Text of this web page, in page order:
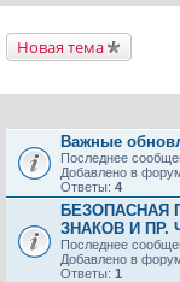
Новая тема
Важные
Последнее
Добавлено в
Ответы: 4
БЕЗОПАСНАЯ
ЗНАКОВ И ПР.
Последнее
Добавлено в
Ответы: 1